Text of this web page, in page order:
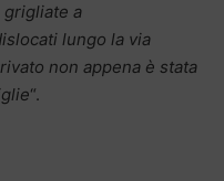
grigliate a
lungo la via
non appena è stata
“.